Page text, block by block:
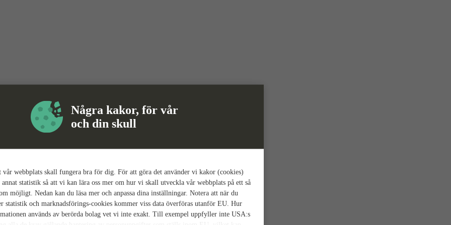
Några kakor, för vår
och din skull
webbplats skall fungera bra för dig. För att göra det använder vi kakor (cookies)
statistik så att vi kan lära oss mer om hur vi skall utveckla vår webbplats på ett så
möjligt. Nedan kan du läsa mer och anpassa dina inställningar. Notera att när du
statistik och marknadsförings-cookies kommer viss data överföras utanför EU. Hur
används av berörda bolag vet vi inte exakt. Till exempel uppfyller inte USA:s